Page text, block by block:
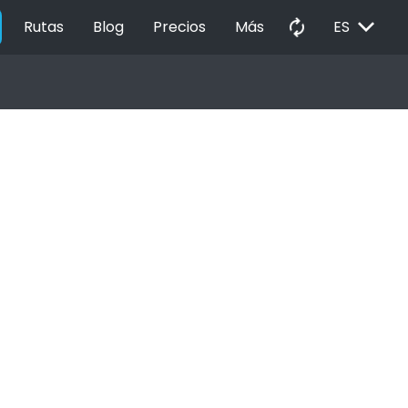
Rutas Blog Precios Más autorenew ES EXPAND_MORE